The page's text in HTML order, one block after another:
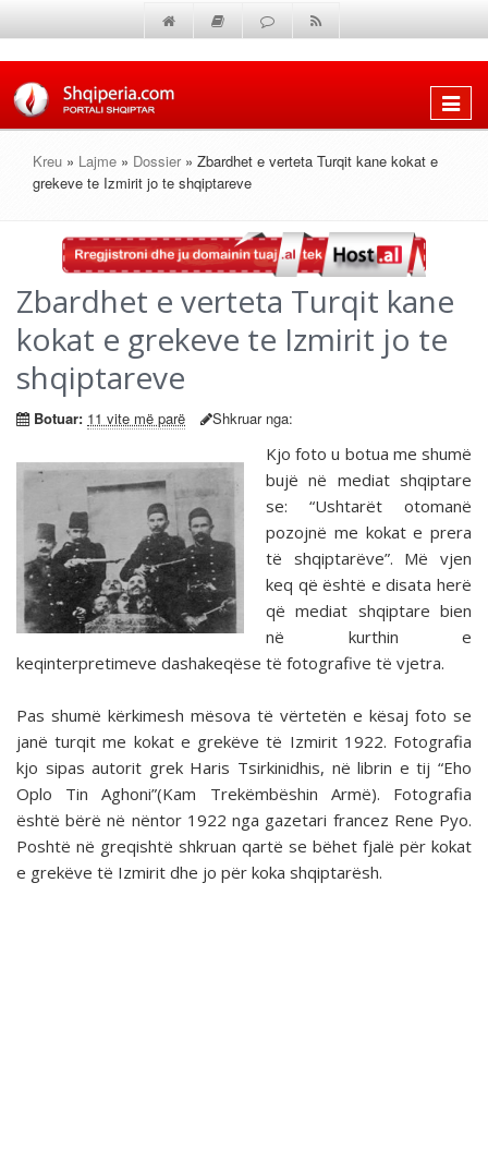
Shfaq
Kreu » Lajme » Dossier » Zbardhet e verteta Turqit kane kokat e
grekeve te Izmirit jo te shqiptareve
Zbardhet e verteta Turqit kane
kokat e grekeve te Izmirit jo te
shqiptareve
Botuar: 11 vite më parë Shkruar nga:
Kjo foto u botua me shumë
bujë në mediat shqiptare
se: “Ushtarët otomanë
pozojnë me kokat e prera
të shqiptarëve”. Më vjen
keq që është e disata herë
që mediat shqiptare bien
në kurthin e
keqinterpretimeve dashakeqëse të fotografive të vjetra.
Pas shumë kërkimesh mësova të vërtetën e kësaj foto se
janë turqit me kokat e grekëve të Izmirit 1922. Fotografia
kjo sipas autorit grek Haris Tsirkinidhis, në librin e tij “Eho
Oplo Tin Aghoni”(Kam Trekëmbëshin Armë). Fotografia
është bërë në nëntor 1922 nga gazetari francez Rene Pyo.
Poshtë në greqishtë shkruan qartë se bëhet fjalë për kokat
e grekëve të Izmirit dhe jo për koka shqiptarësh.